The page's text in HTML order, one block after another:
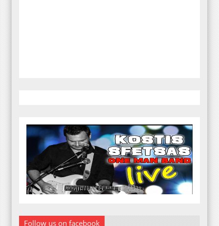
Follow us on facebook